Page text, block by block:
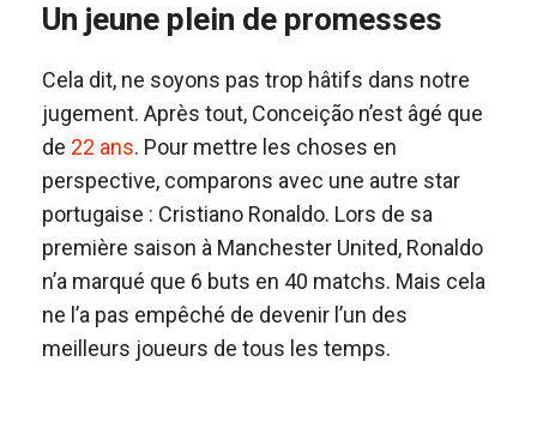
Un jeune plein de promesses
Cela dit, ne soyons pas trop hâtifs dans notre
jugement. Après tout, Conceição n’est âgé que
de 22 ans. Pour mettre les choses en
perspective, comparons avec une autre star
portugaise : Cristiano Ronaldo. Lors de sa
première saison à Manchester United, Ronaldo
n’a marqué que 6 buts en 40 matchs. Mais cela
ne l’a pas empêché de devenir l’un des
meilleurs joueurs de tous les temps.